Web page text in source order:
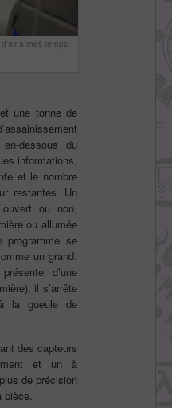
à mes temps
une tonne de
dessous du
informations,
et le nombre
restantes. Un
ou non,
ou allumée
programme se
un grand.
d’une
il s’arrête
la gueule de
des capteurs
et un à
de précision
pièce.